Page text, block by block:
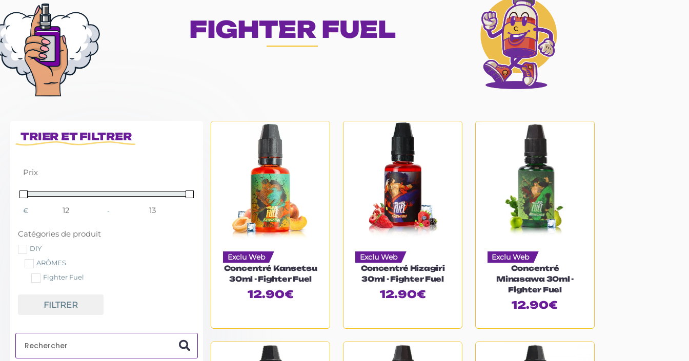
FIGHTER FUEL
TRIER ET FILTRER
Prix
€
Minimum Price
-
Maximum Price
Catégories de produit
DIY
ARÔMES
Fighter Fuel
FILTRER
Exclu Web
Concentré Kansetsu
30ml - Fighter Fuel
12.90€
Exclu Web
Concentré Hizagiri
30ml - Fighter Fuel
12.90€
Exclu Web
Concentré
Minasawa 30ml -
Fighter Fuel
12.90€